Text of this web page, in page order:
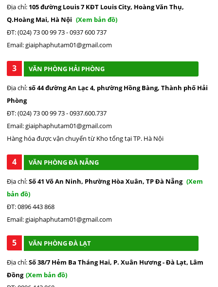
Địa chỉ: 105 đường Louis 7 KĐT Louis City, Hoàng Văn Thụ,
Q.Hoàng Mai, Hà Nội (Xem bản đồ)
ĐT: (024) 73 00 99 73 - 0937 600 737
Email: giaiphaphutam01@gmail.com
3 VĂN PHÒNG HẢI PHÒNG
Địa chỉ:số 44 đường An Lạc 4, phường Hồng Bàng, Thành phố Hải
Phòng
ĐT: (024) 73 00 99 73 - 0937.600.737
Email: giaiphaphutam01@gmail.com
Hàng hóa được vận chuyển từ Kho tổng tại TP. Hà Nội
4 VĂN PHÒNG ĐÀ NẴNG
Địa chỉ:Số 41 Võ An Ninh, Phường Hòa Xuân, TP Đà Nẵng (Xem
bản đồ)
ĐT: 0896 443 868
Email: giaiphaphutam01@gmail.com
5 VĂN PHÒNG ĐÀ LẠT
Địa chỉ:Số 38/7 Hẻm Ba Tháng Hai, P. Xuân Hương - Đà Lạt, Lâm
Đồng (Xem bản đồ)